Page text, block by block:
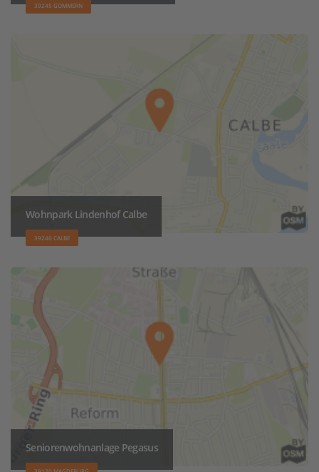
39245 GOMMERN
Wohnpark Lindenhof Calbe
39240 CALBE
Seniorenwohnanlage Pegasus